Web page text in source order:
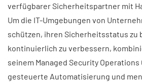
verfügbarer Sicherheitspartner mit
Um die IT-Umgebungen von
schützen, ihren Sicherheitsstatus zu
kontinuierlich zu verbessern,
seinem Managed Security Operations
gesteuerte Automatisierung und